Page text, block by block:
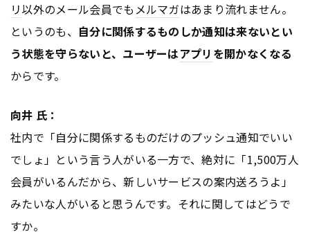
リ以外のメール会員でも メルマガはあまり流れません。
というのも、 自分に関係するものしか通知は来ないとい
う状態を守らないと、ユーザーはアプリ を開かなくなる
からです。
向井 氏：
社内で「自分に関係するものだけのプッシュ通知でいい
でしょ」という言う人がいる一方で、絶対に「1,500万人
会員がいるんだから、新しいサービスの案内送ろうよ」
みたいな人がいると思うんです。それに関してはどうで
すか。